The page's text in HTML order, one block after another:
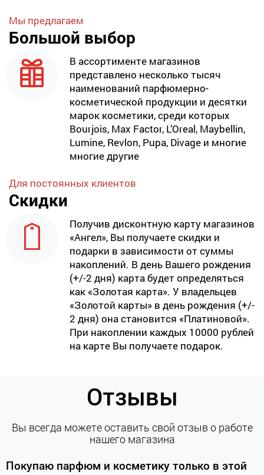
Мы предлагаем
Большой выбор
В ассортименте магазинов
представлено несколько тысяч
наименований парфюмерно-
косметической продукции и десятки
марок косметики, среди которых
Bourjois, Max Factor, L’Oreal, Maybellin,
Lumine, Revlon, Pupa, Divage и многие
многие другие
Для постоянных клиентов
Скидки
Получив дисконтную карту магазинов
«Ангел», Вы получаете скидки и
подарки в зависимости от суммы
накоплений. В день Вашего рождения
(+/-2 дня) карта будет определяться
как «Золотая карта». У владельцев
«Золотой карты» в день рождения (+/-
2 дня) она становится «Платиновой».
При накоплении каждых 10000 рублей
на карте Вы получаете подарок.
Отзывы
Вы всегда можете оставить свой отзыв о работе
нашего магазина
Покупаю парфюм и косметику только в этой